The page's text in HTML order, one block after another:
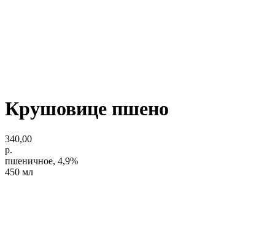
Крушовице пшено
340,00
р.
пшеничное, 4,9%
450 мл